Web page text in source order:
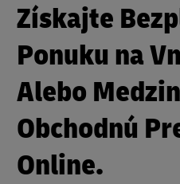
Získajte
Ponuku na
Alebo
Obchodnú
Online.